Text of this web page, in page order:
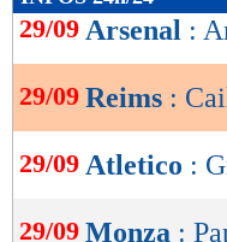
de
OK
29/09 Arsenal :
29/09 Reims :
29/09 Atletico :
29/09 Monza :